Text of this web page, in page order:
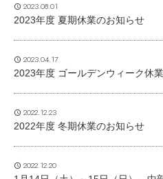
2023.08.01
2023年度 夏期休業のお知らせ
2023.04.17
2023年度 ゴールデンウィーク休
2022.12.23
2022年度 冬期休業のお知らせ
2022.12.20